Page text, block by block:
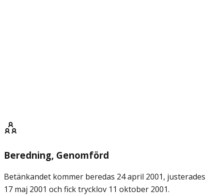
Beredning, Genomförd
Betänkandet kommer beredas 24 april 2001, justerades
17 maj 2001 och fick trycklov 11 oktober 2001.